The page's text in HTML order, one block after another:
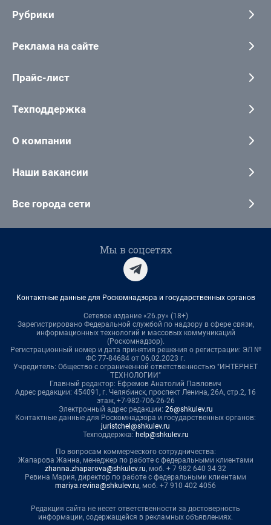
Рубрики
Реклама на сайте
Прайс-лист
Техподдержка
О компании
Наши вакансии
Все города сети
Мы в соцсетях
Контактные данные для Роскомнадзора и государственных органов
Сетевое издание «26.ру» (18+)
Зарегистрировано Федеральной службой по надзору в сфере связи,
информационных технологий и массовых коммуникаций
(Роскомнадзор).
Регистрационный номер и дата принятия решения о регистрации: ЭЛ №
ФС 77-84684 от 06.02.2023 г.
Учредитель: Общество с ограниченной ответственностью "ИНТЕРНЕТ
ТЕХНОЛОГИИ"
Главный редактор: Ефремов Анатолий Павлович
Адрес редакции: 454091, г. Челябинск, проспект Ленина, 26А, стр.2, 16
этаж, +7-982-706-26-26
Электронный адрес редакции: 26@shkulev.ru
Контактные данные для Роскомнадзора и государственных органов:
juristchel@shkulev.ru
Техподдержка: help@shkulev.ru
По вопросам коммерческого сотрудничества:
Жапарова Жанна, менеджер по работе с федеральными клиентами
zhanna.zhaparova@shkulev.ru, моб. + 7 982 640 34 32
Ревина Мария, директор по работе с федеральными клиентами
mariya.revina@shkulev.ru, моб. +7 910 402 4056
Редакция сайта не несет ответственности за достоверность
информации, содержащейся в рекламных объявлениях.